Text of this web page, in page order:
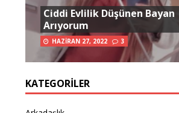
Ciddi Evlilik Düşünen Bayan
Arıyorum
HAZIRAN 27, 2022 3
KATEGORILER